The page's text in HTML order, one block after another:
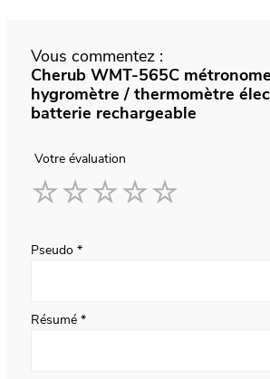
Vous commentez :
Cherub WMT-565C
hygromètre / thermomètre
batterie rechargeable
Votre évaluation
Pseudo
Résumé